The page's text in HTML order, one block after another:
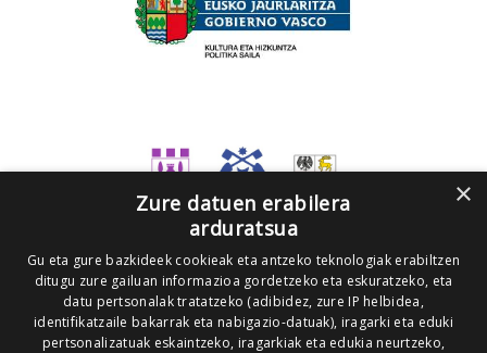
×
Zure datuen erabilera
arduratsua
Gu eta gure bazkideek cookieak eta antzeko teknologiak erabiltzen
ditugu zure gailuan informazioa gordetzeko eta eskuratzeko, eta
datu pertsonalak tratatzeko (adibidez, zure IP helbidea,
identifikatzaile bakarrak eta nabigazio-datuak), iragarki eta eduki
pertsonalizatuak eskaintzeko, iragarkiak eta edukia neurtzeko,